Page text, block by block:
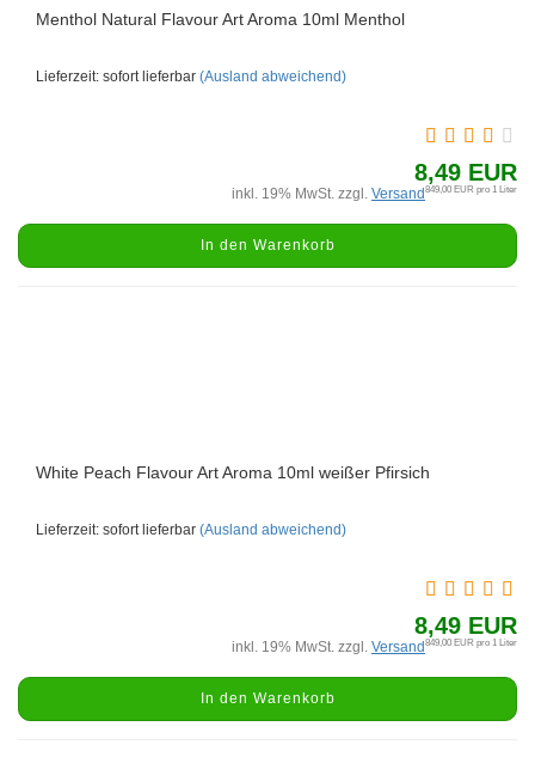
Menthol Natural Flavour Art Aroma 10ml Menthol
Lieferzeit: sofort lieferbar (Ausland abweichend)
8,49 EUR
849,00 EUR pro 1 Liter
inkl. 19% MwSt. zzgl. Versand
In den Warenkorb
White Peach Flavour Art Aroma 10ml weißer Pfirsich
Lieferzeit: sofort lieferbar (Ausland abweichend)
8,49 EUR
849,00 EUR pro 1 Liter
inkl. 19% MwSt. zzgl. Versand
In den Warenkorb